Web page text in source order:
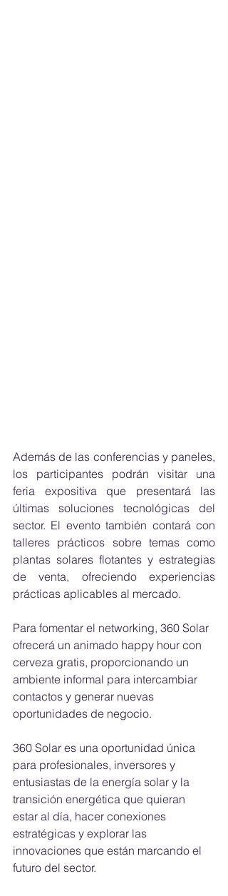
Además de las conferencias y paneles,
los participantes podrán visitar una
feria expositiva que presentará las
últimas soluciones tecnológicas del
sector. El evento también contará con
talleres prácticos sobre temas como
plantas solares flotantes y estrategias
de venta, ofreciendo experiencias
prácticas aplicables al mercado.
Para fomentar el networking, 360 Solar
ofrecerá un animado happy hour con
cerveza gratis, proporcionando un
ambiente informal para intercambiar
contactos y generar nuevas
oportunidades de negocio.
360 Solar es una oportunidad única
para profesionales, inversores y
entusiastas de la energía solar y la
transición energética que quieran
estar al día, hacer conexiones
estratégicas y explorar las
innovaciones que están marcando el
futuro del sector.